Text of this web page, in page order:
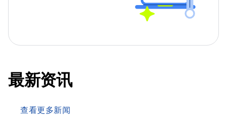
最新资讯
查看更多新闻